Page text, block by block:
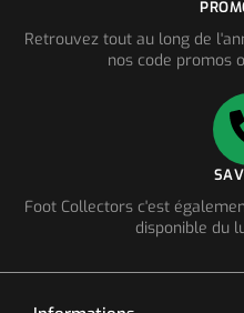
Retrouvez tout au long de
nos code promos
Foot Collectors c'est
disponible du